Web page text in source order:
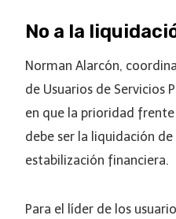
No a la
Norman Alarcón,
de Usuarios de Servicios
en que la prioridad
debe ser la liquidación de
estabilización financiera.
Para el líder de los